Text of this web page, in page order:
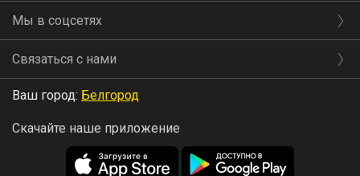
Мы в соцсетях
Связаться с нами
Ваш город: Белгород
Скачайте наше приложение